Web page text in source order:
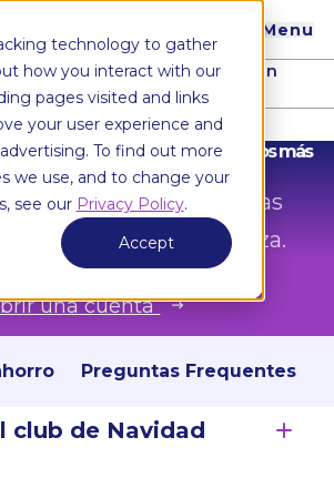
technology to gather
how you interact with our
pages visited and links
your user experience and
To find out more
we use, and to change your
see our Privacy Policy.
Accept
Iniciar sesión
Menu
inteligente y alcanza tus objetivos más
con confianza. Tasas
sin dolores de cabeza.
una cuenta
Preguntas Frequentes
ahorro regular
club de Navidad